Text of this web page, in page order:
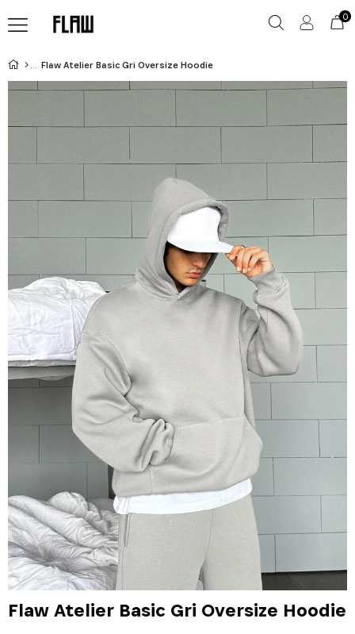
0
Flaw Atelier Basic Gri Oversize Hoodie
Flaw Atelier Basic Gri Oversize Hoodie